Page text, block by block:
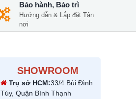
Bảo hành, Bảo trì
Hướng dẫn & Lắp đặt Tận
nơi
SHOWROOM
Trụ sở HCM:33/4 Bùi Đình
Túy, Quận Bình Thạnh